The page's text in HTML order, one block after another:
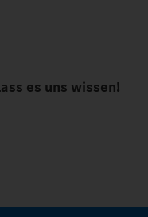
es uns wissen!